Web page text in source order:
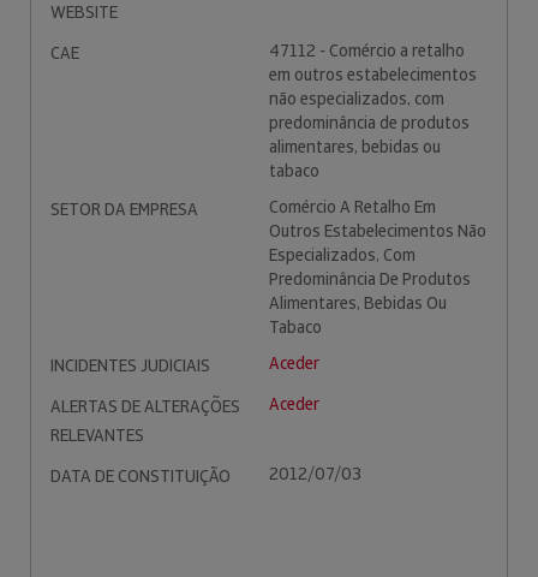
WEBSITE
CAE
47112 - Comércio a retalho
em outros estabelecimentos
não especializados, com
predominância de produtos
alimentares, bebidas ou
tabaco
SETOR DA EMPRESA
Comércio A Retalho Em
Outros Estabelecimentos Não
Especializados, Com
Predominância De Produtos
Alimentares, Bebidas Ou
Tabaco
INCIDENTES JUDICIAIS
Aceder
ALERTAS DE ALTERAÇÕES
RELEVANTES
Aceder
DATA DE CONSTITUIÇÃO 2012/07/03